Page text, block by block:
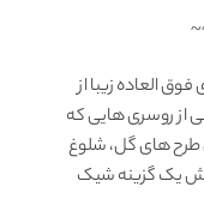
العاده زیبا از
از روسری هایی که
طرح های گل، شلوغ
یک گزینه شیک